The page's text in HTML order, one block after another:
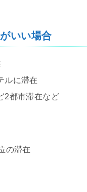
いい場合
ルに滞在
2都市滞在など
の滞在